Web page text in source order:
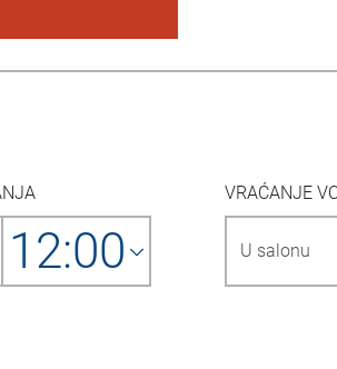
12:00
VRAĆANJE